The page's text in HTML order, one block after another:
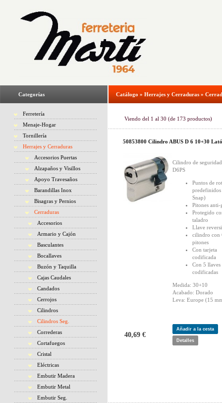
Categorías
Ferretería
Menaje-Hogar
Tornillería
Herrajes y Cerraduras
Accesorios Puertas
Alzapaños y Visillos
Apoyo Travesaños
Barandillas Inox
Bisagras y Pernios
Cerraduras
Accesorios
Armario y Cajón
Basculantes
Bocallaves
Buzón y Taquilla
Cajas Caudales
Candados
Cerrojos
Cilindros
Cilindros Seg.
Correderas
Cortafuegos
Cristal
Eléctricas
Embutir Madera
Embutir Metal
Embutir Seg.
Catálogo » Herrajes y Cerraduras »
Viendo del 1 al 30 (de 173 productos)
50853800 Cilindro ABUS D 6 10+30
Cilindro de
D6PS
Puntos de
predefinidos
Snap)
Pitones anti-
Protegido
taladro
Llave
cilindro con
pitones
Con tarjeta
codificada
Con 5 llaves
codificadas
Medida: 30+10
Acabado: Dorado
Leva: Europe (15
40,69 €
Añadir a la cesta
Detalles